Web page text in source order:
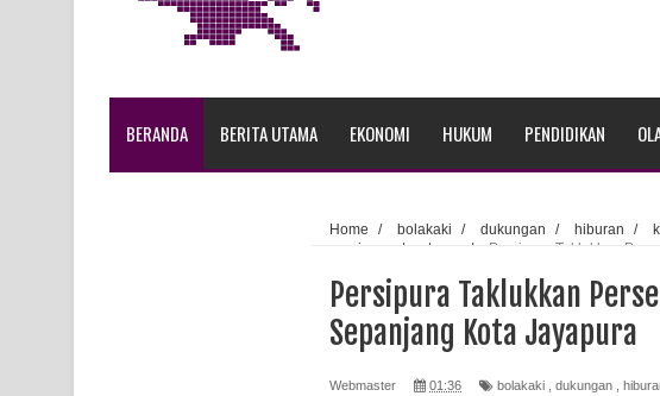
Kapolresta Jayapura Kota Mengapresiasi Antusiasme Warga Saat
Lima Rumah Pribadi Terbakar Di Hamadi Jayapura Selatan
BERANDA BERITA UTAMA EKONOMI HUKUM PENDIDIKAN
Home / bolakaki / dukungan / hiburan /
persipura
/ utama / Persipura Taklukkan
Persipura Taklukkan
Sepanjang Kota Jayapura
Webmaster 01:36 bolakaki dukungan